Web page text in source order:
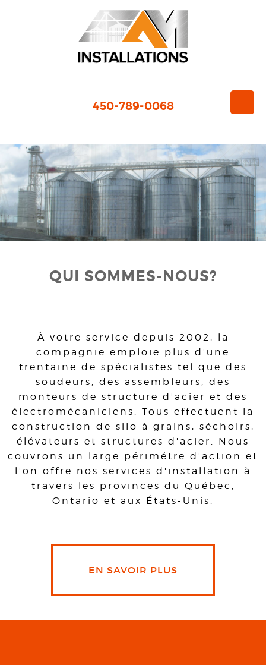
450-789-0068
QUI SOMMES-NOUS?
À votre service depuis 2002, la
compagnie emploie plus d'une
trentaine de spécialistes tel que des
soudeurs, des assembleurs, des
monteurs de structure d'acier et des
électromécaniciens. Tous effectuent la
construction de silo à grains, séchoirs,
élévateurs et structures d'acier. Nous
couvrons un large périmétre d'action et
l'on offre nos services d'installation à
travers les provinces du Québec,
Ontario et aux États-Unis.
EN SAVOIR PLUS